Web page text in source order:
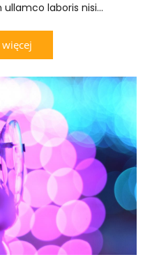
laboris nisi...
więcej